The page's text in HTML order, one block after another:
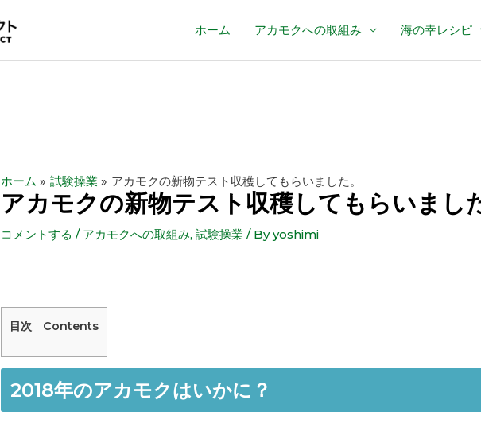
ホーム アカモクへの取組み 海の幸レシピ
ホーム 試験操業 アカモクの新物テスト収穫してもらいました。
アカモクの新物テスト収穫してもらいまし
コメントする / アカモクへの取組み,試験操業 / Byyoshimi
目次 Contents
2018年のアカモクはいかに？